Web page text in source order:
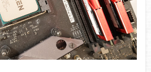
Gen3
16 + 4
x8 + x8